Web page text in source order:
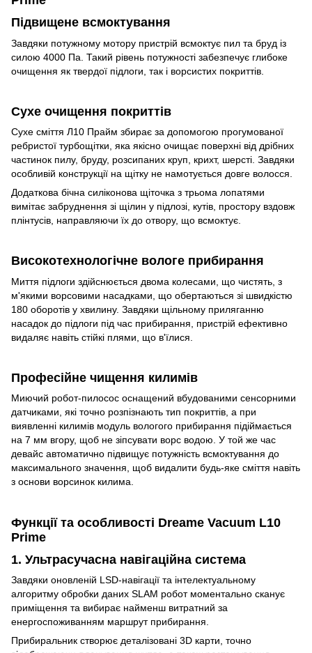
Підвищене всмоктування
Завдяки потужному мотору пристрій всмоктує пил та бруд із
силою 4000 Па. Такий рівень потужності забезпечує глибоке
очищення як твердої підлоги, так і ворсистих покриттів.
Сухе очищення покриттів
Сухе сміття Л10 Прайм збирає за допомогою прогумованої
ребристої турбощітки, яка якісно очищає поверхні від дрібних
частинок пилу, бруду, розсипаних круп, крихт, шерсті. Завдяки
особливій конструкції на щітку не намотується довге волосся.
Додаткова бічна силіконова щіточка з трьома лопатями
вимітає забруднення зі щілин у підлозі, кутів, простору вздовж
плінтусів, направляючи їх до отвору, що всмоктує.
Високотехнологічне вологе прибирання
Миття підлоги здійснюється двома колесами, що чистять, з
м'якими ворсовими насадками, що обертаються зі швидкістю
180 оборотів у хвилину. Завдяки щільному приляганню
насадок до підлоги під час прибирання, пристрій ефективно
видаляє навіть стійкі плями, що в'їлися.
Професійне чищення килимів
Миючий робот-пилосос оснащений вбудованими сенсорними
датчиками, які точно розпізнають тип покриттів, а при
виявленні килимів модуль вологого прибирання підіймається
на 7 мм вгору, щоб не зіпсувати ворс водою. У той же час
девайс автоматично підвищує потужність всмоктування до
максимального значення, щоб видалити будь-яке сміття навіть
з основи ворсинок килима.
Функції та особливості Dreame Vacuum L10
Prime
1. Ультрасучасна навігаційна система
Завдяки оновленій LSD-навігації та інтелектуальному
алгоритму обробки даних SLAM робот моментально сканує
приміщення та вибирає найменш витратний за
енергоспоживанням маршрут прибирання.
Прибиральник створює деталізовані 3D карти, точно